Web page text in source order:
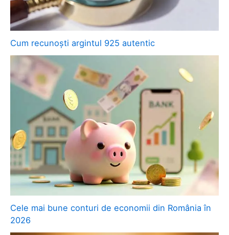
Cum recunoști argintul 925 autentic
Cele mai bune conturi de economii din România în
2026